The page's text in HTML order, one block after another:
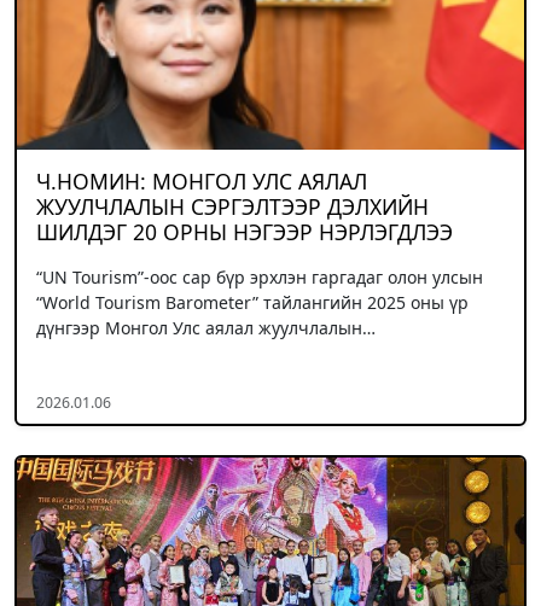
Ч.НОМИН: МОНГОЛ УЛС АЯЛАЛ
ЖУУЛЧЛАЛЫН СЭРГЭЛТЭЭР ДЭЛХИЙН
ШИЛДЭГ 20 ОРНЫ НЭГЭЭР НЭРЛЭГДЛЭЭ
“UN Tourism”-оос сар бүр эрхлэн гаргадаг олон улсын
“World Tourism Barometer” тайлангийн 2025 оны үр
дүнгээр Монгол Улс аялал жуулчлалын…
2026.01.06